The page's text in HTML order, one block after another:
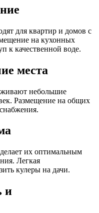
для квартир и домов с
на кухонных
к качественной воде.
места
небольшие
Размещение на общих
их оптимальным
Легкая
кулеры на дачи.
и